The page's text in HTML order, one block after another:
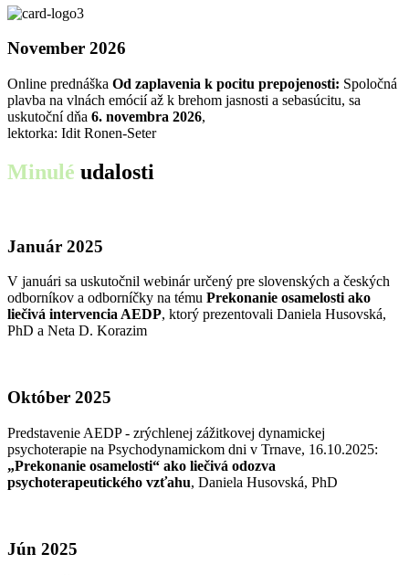
November 2026
Online prednáška Od zaplavenia k pocitu prepojenosti: Spoločná
plavba na vlnách emócií až k brehom jasnosti a sebasúcitu, sa
uskutoční dňa 6. novembra 2026,
lektorka: Idit Ronen-Seter
Minulé udalosti
Január 2025
V januári sa uskutočnil webinár určený pre slovenských a českých
odborníkov a odborníčky na tému Prekonanie osamelosti ako
liečivá intervencia AEDP, ktorý prezentovali Daniela Husovská,
PhD a Neta D. Korazim
Október 2025
Predstavenie AEDP - zrýchlenej zážitkovej dynamickej
psychoterapie na Psychodynamickom dni v Trnave, 16.10.2025:
„Prekonanie osamelosti“ ako liečivá odozva
psychoterapeutického vzťahu, Daniela Husovská, PhD
Jún 2025